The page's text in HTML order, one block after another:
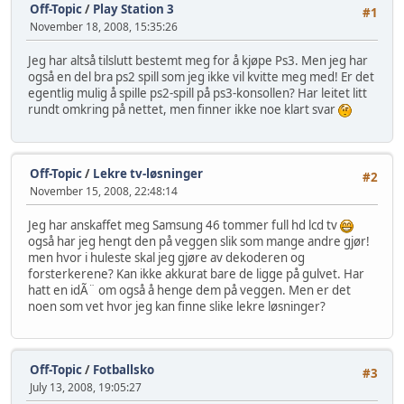
#1
Off-Topic/ Play Station 3
November 18, 2008, 15:35:26
Jeg har altså tilslutt bestemt meg for å kjøpe Ps3. Men jeg har
også en del bra ps2 spill som jeg ikke vil kvitte meg med! Er det
egentlig mulig å spille ps2-spill på ps3-konsollen? Har leitet litt
rundt omkring på nettet, men finner ikke noe klart svar
#2
Off-Topic/ Lekre tv-løsninger
November 15, 2008, 22:48:14
Jeg har anskaffet meg Samsung 46 tommer full hd lcd tv
også har jeg hengt den på veggen slik som mange andre gjør!
men hvor i huleste skal jeg gjøre av dekoderen og
forsterkerene? Kan ikke akkurat bare de ligge på gulvet. Har
hatt en idÃ¨ om også å henge dem på veggen. Men er det
noen som vet hvor jeg kan finne slike lekre løsninger?
#3
Off-Topic/ Fotballsko
July 13, 2008, 19:05:27